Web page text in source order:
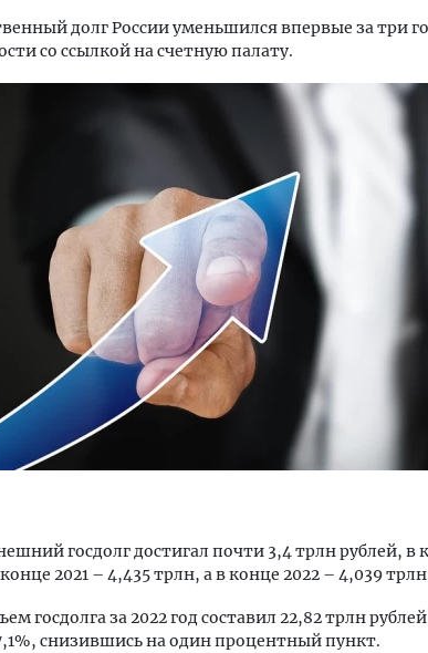
долг России уменьшился впервые за три
со ссылкой на счетную палату.
госдолг достигал почти 3,4 трлн рублей, в
2021 – 4,435 трлн, а в конце 2022 – 4,039
госдолга за 2022 год составил 22,82 трлн
снизившись на один процентный пункт.
код начинается с
крупноформатными
Смелость архитектурных
Генеральный директор